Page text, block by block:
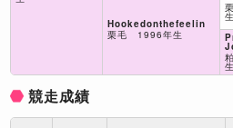
Hookedonthefeelin
栗毛 1996年生
生
生
競走成績